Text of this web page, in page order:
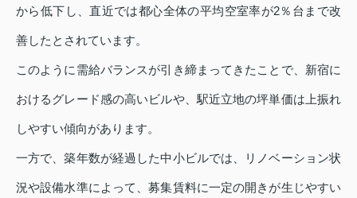
から低下し、直近では都心全体の平均空室率が2％台まで改
善したとされています。
このように需給バランスが引き締まってきたことで、新宿に
おけるグレード感の高いビルや、駅近立地の坪単価は上振れ
しやすい傾向があります。
一方で、築年数が経過した中小ビルでは、リノベーション状
況や設備水準によって、募集賃料に一定の開きが生じやすい